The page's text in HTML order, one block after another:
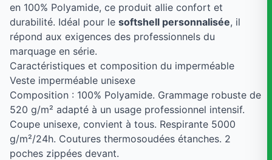
en 100% Polyamide, ce produit allie confort et
durabilité. Idéal pour le softshell personnalisée, il
répond aux exigences des professionnels du
marquage en série.
Caractéristiques et composition du imperméable
Veste imperméable unisexe
Composition : 100% Polyamide. Grammage robuste de
520 g/m² adapté à un usage professionnel intensif.
Coupe unisexe, convient à tous. Respirante 5000
g/m²/24h. Coutures thermosoudées étanches. 2
poches zippées devant.